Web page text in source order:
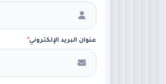
عنوان البريد الإلكتروني*